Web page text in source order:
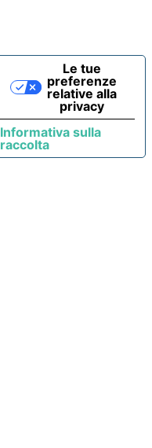
Informativa sulla
raccolta
Le tue
preferenze
relative alla
privacy